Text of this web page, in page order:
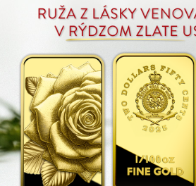
Ruža,
minca
tvare
tehličky
Ruža,
minca
v
tvare
tehličky